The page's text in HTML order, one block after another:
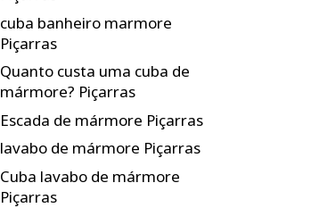
cuba banheiro marmore
Piçarras
Quanto custa uma cuba de
mármore? Piçarras
Escada de mármore Piçarras
lavabo de mármore Piçarras
Cuba lavabo de mármore
Piçarras